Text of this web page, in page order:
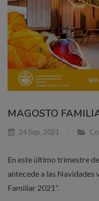
MAGOSTO
24 Sep, 2021
En este último trimestre
antecede a las Navidades
Familiar 2021”.